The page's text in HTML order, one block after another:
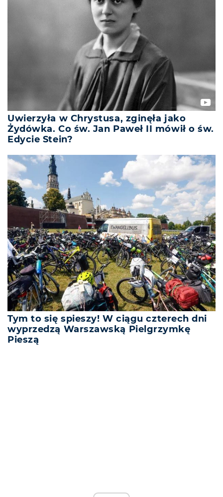
Uwierzyła w Chrystusa, zginęła jako
Żydówka. Co św. Jan Paweł II mówił o św.
Edycie Stein?
Tym to się spieszy! W ciągu czterech dni
wyprzedzą Warszawską Pielgrzymkę
Pieszą